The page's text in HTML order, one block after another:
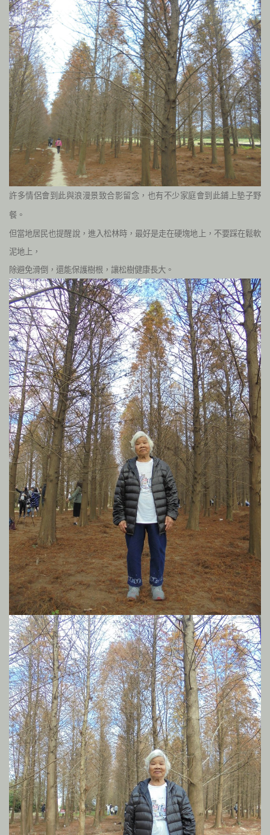
許多情侶會到此與浪漫景致合影留念，也有不少家庭會到此鋪上墊子野
餐。
但當地居民也提醒說，進入松林時，最好是走在硬塊地上，不要踩在鬆軟
泥地上，
除避免滑倒，還能保護樹根，讓松樹健康長大。